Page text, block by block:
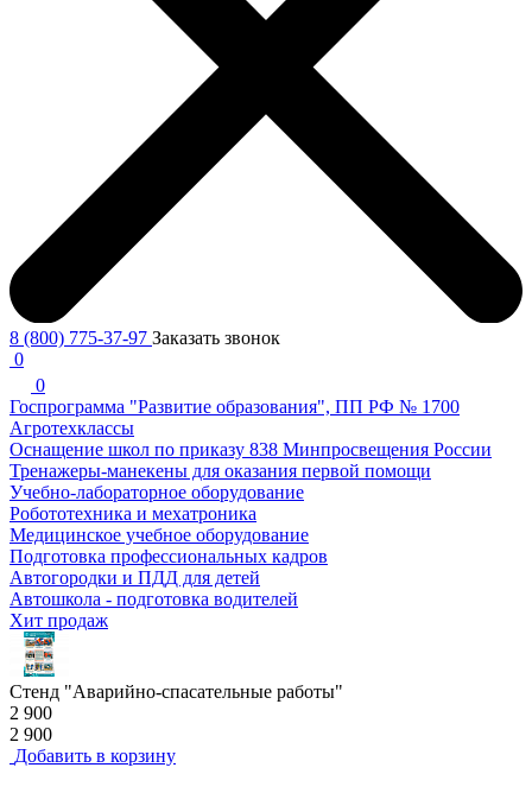
8 (800) 775-37-97 Заказать звонок
0
0
Госпрограмма "Развитие образования", ПП РФ № 1700
Агротехклассы
Оснащение школ по приказу 838 Минпросвещения России
Тренажеры-манекены для оказания первой помощи
Учебно-лабораторное оборудование
Робототехника и мехатроника
Медицинское учебное оборудование
Подготовка профессиональных кадров
Автогородки и ПДД для детей
Автошкола - подготовка водителей
Хит продаж
Стенд "Аварийно-спасательные работы"
2 900
2 900
Добавить в корзину